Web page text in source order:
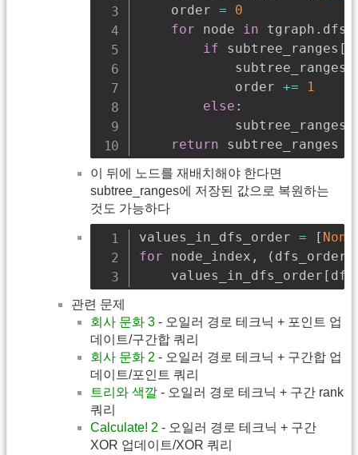
    order
=
0
for node in tgraph . dfs
if subtree_ranges [
            subtree_ranges
            order
+=
1
else :
            subtree_ranges
return subtree_ranges
이 뒤에 노드를 재배치해야 한다면
subtree_ranges에 저장된 값으로 복원하는
것도 가능하다
values_in_dfs_order = [ None
for node_index , ( dfs_order
    values_in_dfs_order
[
관련 문제
회사 문화 3 - 오일러 경로 테크닉 + 포인트 업
데이트/구간합 쿼리
회사 문화 2 - 오일러 경로 테크닉 + 구간합 업
데이트/포인트 쿼리
트리와 색깔 - 오일러 경로 테크닉 + 구간 rank
쿼리
Calculate! 2 - 오일러 경로 테크닉 + 구간
XOR 업데이트/XOR 쿼리